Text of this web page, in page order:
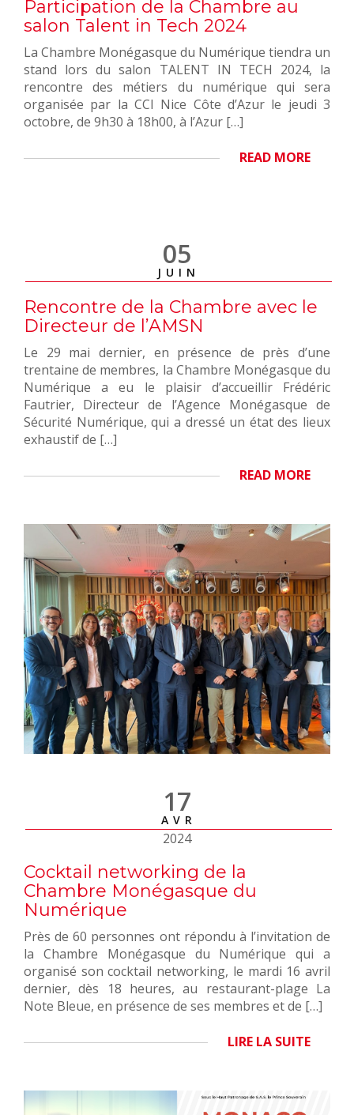
Participation de la Chambre au
salon Talent in Tech 2024
La Chambre Monégasque du Numérique tiendra un
stand lors du salon TALENT IN TECH 2024, la
rencontre des métiers du numérique qui sera
organisée par la CCI Nice Côte d’Azur le jeudi 3
octobre, de 9h30 à 18h00, à l’Azur […]
READ MORE
05
JUIN
Rencontre de la Chambre avec le
Directeur de l’AMSN
Le 29 mai dernier, en présence de près d’une
trentaine de membres, la Chambre Monégasque du
Numérique a eu le plaisir d’accueillir Frédéric
Fautrier, Directeur de l’Agence Monégasque de
Sécurité Numérique, qui a dressé un état des lieux
exhaustif de […]
READ MORE
17
AVR
2024
Cocktail networking de la
Chambre Monégasque du
Numérique
Près de 60 personnes ont répondu à l’invitation de
la Chambre Monégasque du Numérique qui a
organisé son cocktail networking, le mardi 16 avril
dernier, dès 18 heures, au restaurant-plage La
Note Bleue, en présence de ses membres et de […]
LIRE LA SUITE